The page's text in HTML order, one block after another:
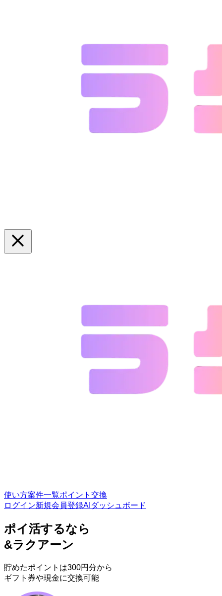
使い方案件一覧ポイント交換
ログイン新規会員登録AIダッシュボード
ポイ活するなら
&ラクアーン
貯めたポイントは300円分から
ギフト券や現金に交換可能